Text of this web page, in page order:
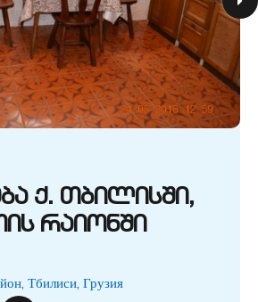
ქ. თბილისში,
რაიონში
Тбилиси, Грузия